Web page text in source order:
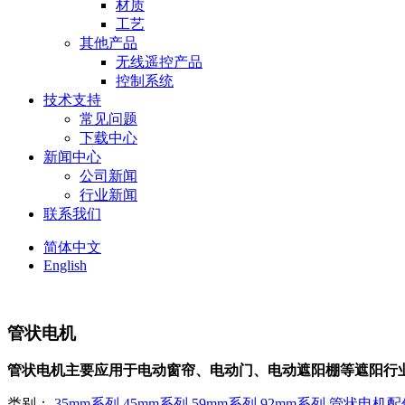
材质
工艺
其他产品
无线遥控产品
控制系统
技术支持
常见问题
下载中心
新闻中心
公司新闻
行业新闻
联系我们
简体中文
English
管状电机
管状电机主要应用于电动窗帘、电动门、电动遮阳棚等遮阳行